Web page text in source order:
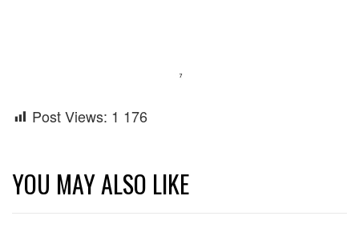
Post Views: 1 176
YOU MAY ALSO LIKE